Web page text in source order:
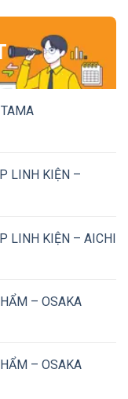
LINH KIỆN –
LINH KIỆN – AICHI
– OSAKA
– OSAKA